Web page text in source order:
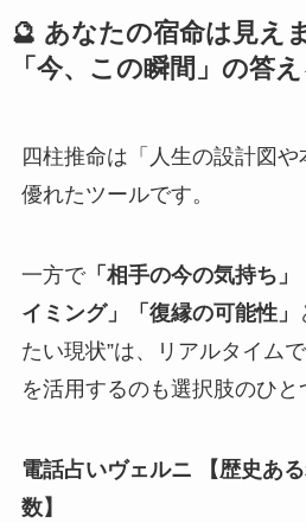
🔮 あなたの宿命は見え
「今、この瞬間」の答
四柱推命は「人生の設計図
優れたツールです。
一方で「相手の今の気持ち
イミング」「復縁の可能性」
たい現状”は、リアルタイム
を活用するのも選択肢のひと
電話占いヴェルニ 【歴史あ
数】